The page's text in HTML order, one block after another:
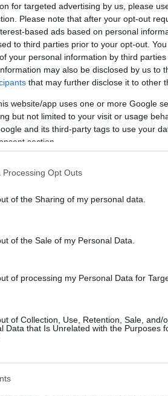
for targeted advertising by us, please
Please note that after your opt-out
based ads based on personal
to third parties prior to your opt-out.
your personal information by third parties
may also be disclosed by us to
that may further disclose it to other
website/app uses one or more Google
but not limited to your visit or usage
and its third-party tags to use your
section.
Processing Opt Outs
of the Sharing of my personal data.
of the Sale of my Personal Data.
of processing my Personal Data for
of Collection, Use, Retention, Sale, and/
Data that Is Unrelated with the Purposes